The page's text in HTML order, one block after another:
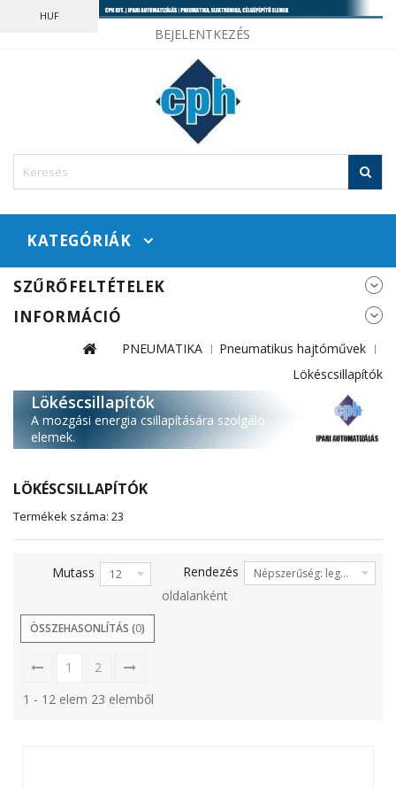
BEJELENTKEZÉS
HUF
KATEGÓRIÁK
SZŰRŐFELTÉTELEK
INFORMÁCIÓ
PNEUMATIKA
Pneumatikus hajtóművek
Lökéscsillapítók
Lökéscsillapítók
A mozgási energia csillapítására szolgáló
elemek.
LÖKÉSCSILLAPÍTÓK
Termékek száma: 23
Rendezés Népszerűség: legalacsonyabb elől
Mutass 12
oldalanként
ÖSSZEHASONLÍTÁS (0)
1
2
1 - 12 elem 23 elemből